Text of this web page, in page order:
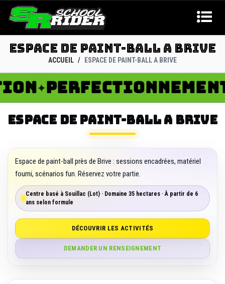
ESPACE DE PAINT-BALL A BRIVE
ACCUEIL ESPACE DE PAINT-BALL A BRIVE
✦ PERFECTIONNEMENT✦
ESPACE DE PAINT-BALL A BRIVE
Espace de paint-ball près de Brive : sessions encadrées, matériel
fourni, scénarios fun. Réservez votre partie.
Centre basé à Souillac (Lot) · Domaine 35 hectares · À partir de 6
ans selon formule
DÉCOUVRIR LES ACTIVITÉS
DEMANDER UN RENSEIGNEMENT